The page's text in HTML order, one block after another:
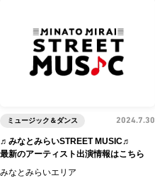
♬みなとみらいSTREET MUSIC♬
最新のアーティスト出演情報はこちら
みなとみらいエリア
ミュージック＆ダンス 2024.7.30